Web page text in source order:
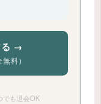
る →
料）
でも退会OK